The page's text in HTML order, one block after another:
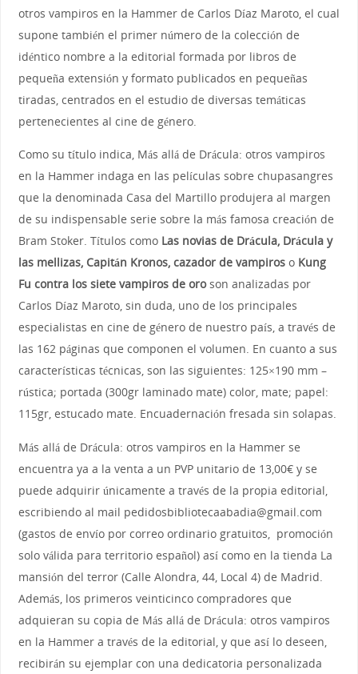
otros vampiros en la Hammer de Carlos Díaz Maroto, el cual
supone también el primer número de la colección de
idéntico nombre a la editorial formada por libros de
pequeña extensión y formato publicados en pequeñas
tiradas, centrados en el estudio de diversas temáticas
pertenecientes al cine de género.
Como su título indica, Más allá de Drácula: otros vampiros
en la Hammer indaga en las películas sobre chupasangres
que la denominada Casa del Martillo produjera al margen
de su indispensable serie sobre la más famosa creación de
Bram Stoker. Títulos como Las novias de Drácula, Drácula y
las mellizas, Capitán Kronos, cazador de vampiroso Kung
Fu contra los siete vampiros de oroson analizadas por
Carlos Díaz Maroto, sin duda, uno de los principales
especialistas en cine de género de nuestro país, a través de
las 162 páginas que componen el volumen. En cuanto a sus
características técnicas, son las siguientes: 125×190 mm –
rústica; portada (300gr laminado mate) color, mate; papel:
115gr, estucado mate. Encuadernación fresada sin solapas.
Más allá de Drácula: otros vampiros en la Hammer se
encuentra ya a la venta a un PVP unitario de 13,00€ y se
puede adquirir únicamente a través de la propia editorial,
escribiendo al mail pedidosbibliotecaabadia@gmail.com
(gastos de envío por correo ordinario gratuitos, promoción
solo válida para territorio español) así como en la tienda La
mansión del terror (Calle Alondra, 44, Local 4) de Madrid.
Además, los primeros veinticinco compradores que
adquieran su copia de Más allá de Drácula: otros vampiros
en la Hammer a través de la editorial, y que así lo deseen,
recibirán su ejemplar con una dedicatoria personalizada